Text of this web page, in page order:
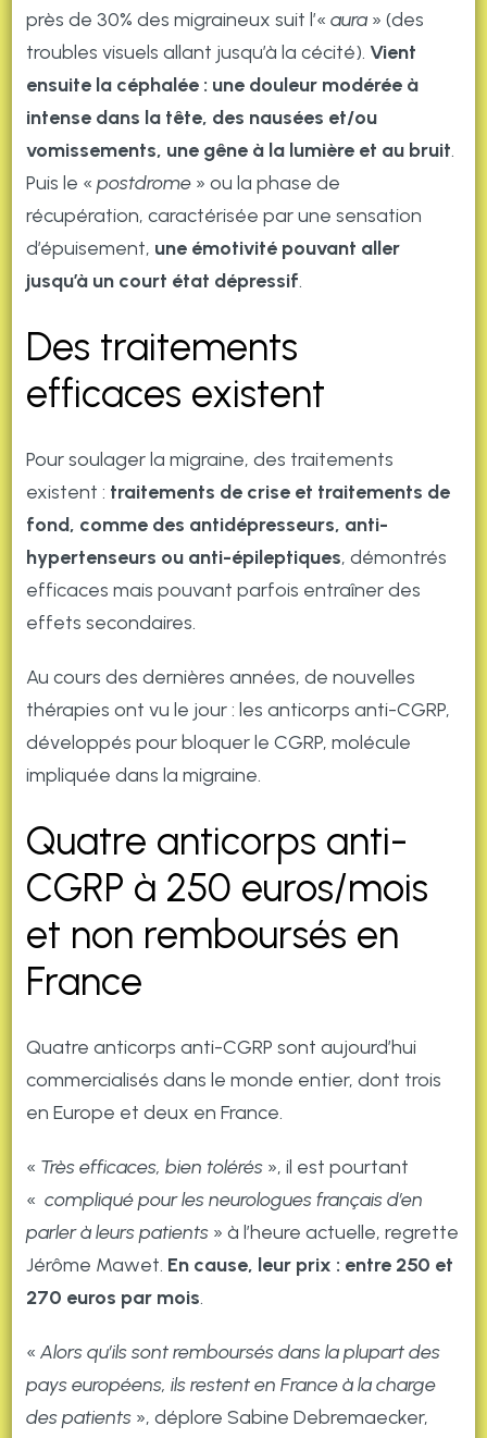
près de 30% des migraineux suit l’« aura» (des
troubles visuels allant jusqu’à la cécité). Vient
ensuite la céphalée : une douleur modérée à
intense dans la tête, des nausées et/ou
vomissements, une gêne à la lumière et au bruit.
Puis le « postdrome» ou la phase de
récupération, caractérisée par une sensation
d’épuisement, une émotivité pouvant aller
jusqu’à un court état dépressif.
Des traitements
efficaces existent
Pour soulager la migraine, des traitements
existent : traitements de crise et traitements de
fond, comme des antidépresseurs, anti-
hypertenseurs ou anti-épileptiques, démontrés
efficaces mais pouvant parfois entraîner des
effets secondaires.
Au cours des dernières années, de nouvelles
thérapies ont vu le jour : les anticorps anti-CGRP,
développés pour bloquer le CGRP, molécule
impliquée dans la migraine.
Quatre anticorps anti-
CGRP à 250 euros/mois
et non remboursés en
France
Quatre anticorps anti-CGRP sont aujourd’hui
commercialisés dans le monde entier, dont trois
en Europe et deux en France.
« Très efficaces, bien tolérés», il est pourtant
« compliqué pour les neurologues français d’en
parler à leurs patients» à l’heure actuelle, regrette
Jérôme Mawet. En cause, leur prix : entre 250 et
270 euros par mois.
« Alors qu’ils sont remboursés dans la plupart des
pays européens, ils restent en France à la charge
des patients», déplore Sabine Debremaecker,